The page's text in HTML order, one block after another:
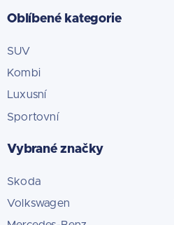
Oblíbené kategorie
SUV
Kombi
Luxusní
Sportovní
Vybrané značky
Skoda
Volkswagen